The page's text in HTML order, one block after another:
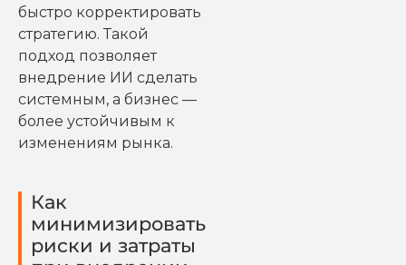
быстро корректировать
стратегию. Такой
подход позволяет
внедрение ИИ сделать
системным, а бизнес —
более устойчивым к
изменениям рынка.
Как
минимизировать
риски и затраты